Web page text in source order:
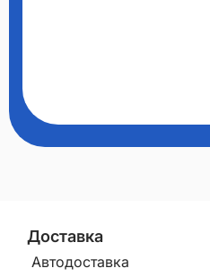
Доставка
Автодоставка